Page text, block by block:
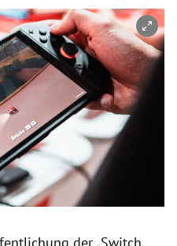
der „Switch